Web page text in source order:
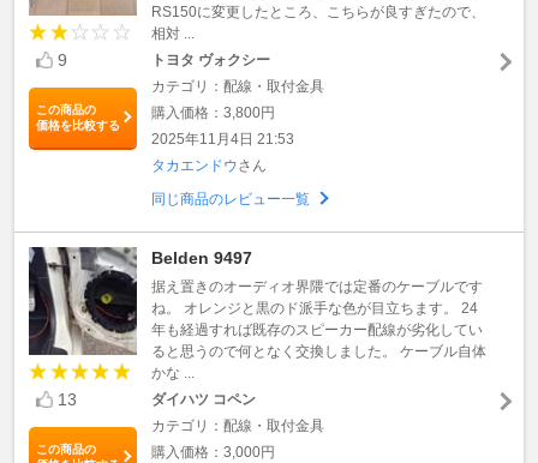
9
この商品の
価格を比較する
RS150に変更したところ、こちらが良すぎたので、
相対 ...
トヨタ ヴォクシー
カテゴリ：配線・取付金具
購入価格：3,800円
2025年11月4日 21:53
タカエンドウさん
同じ商品のレビュー一覧
13
この商品の
Belden 9497
据え置きのオーディオ界隈では定番のケーブルです
ね。 オレンジと黒のド派手な色が目立ちます。 24
年も経過すれば既存のスピーカー配線が劣化してい
ると思うので何となく交換しました。 ケーブル自体
かな ...
ダイハツ コペン
カテゴリ：配線・取付金具
購入価格：3,000円